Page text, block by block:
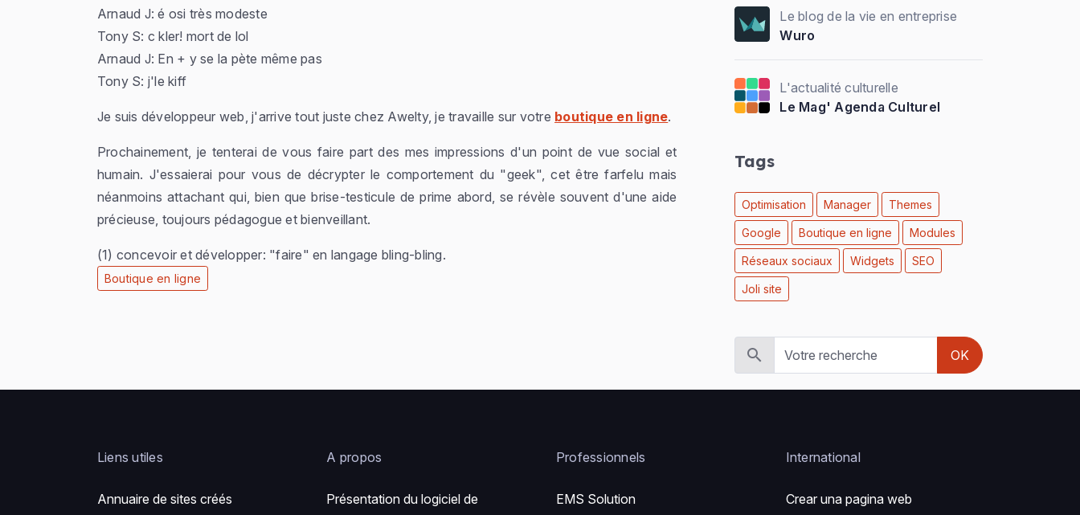
Arnaud J: é osi très modeste
Tony S: c kler! mort de lol
Arnaud J: En + y se la pète même pas
Tony S: j'le kiff
Je suis développeur web, j'arrive tout juste chez Awelty, je travaille sur votre boutique en ligne.
Prochainement, je tenterai de vous faire part des mes impressions d'un point de vue social et
humain. J'essaierai pour vous de décrypter le comportement du "geek", cet être farfelu mais
néanmoins attachant qui, bien que brise-testicule de prime abord, se révèle souvent d'une aide
précieuse, toujours pédagogue et bienveillant.
(1) concevoir et développer: "faire" en langage bling-bling.
Boutique en ligne
Le blog de la vie en entreprise
Wuro
L'actualité culturelle
Le Mag' Agenda Culturel
Tags
Optimisation Manager Themes
Google Boutique en ligne Modules
Réseaux sociaux Widgets SEO
Joli site
OK
Liens utiles
Annuaire de sites créés
A propos
Présentation du logiciel de
Professionnels
EMS Solution
International
Crear una pagina web